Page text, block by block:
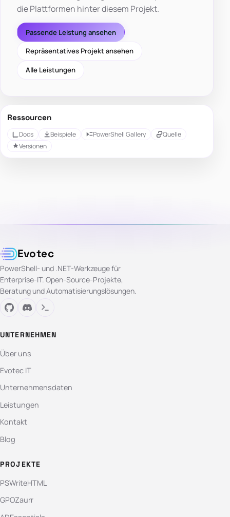
die Plattformen hinter diesem Projekt.
Passende Leistung ansehen
Repräsentatives Projekt ansehen
Alle Leistungen
Ressourcen
Docs Beispiele PowerShell Gallery
Quelle
Versionen
Evotec
PowerShell- und .NET-Werkzeuge für
Enterprise-IT. Open-Source-Projekte,
Beratung und Automatisierungslösungen.
UNTERNEHMEN
Über uns
Evotec IT
Unternehmensdaten
Leistungen
Kontakt
Blog
PROJEKTE
PSWriteHTML
GPOZaurr